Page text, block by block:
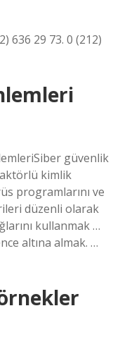
636 29 73. 0 (212)
güvenlik
kimlik
programlarını ve
düzenli olarak
kullanmak …
altına almak. …